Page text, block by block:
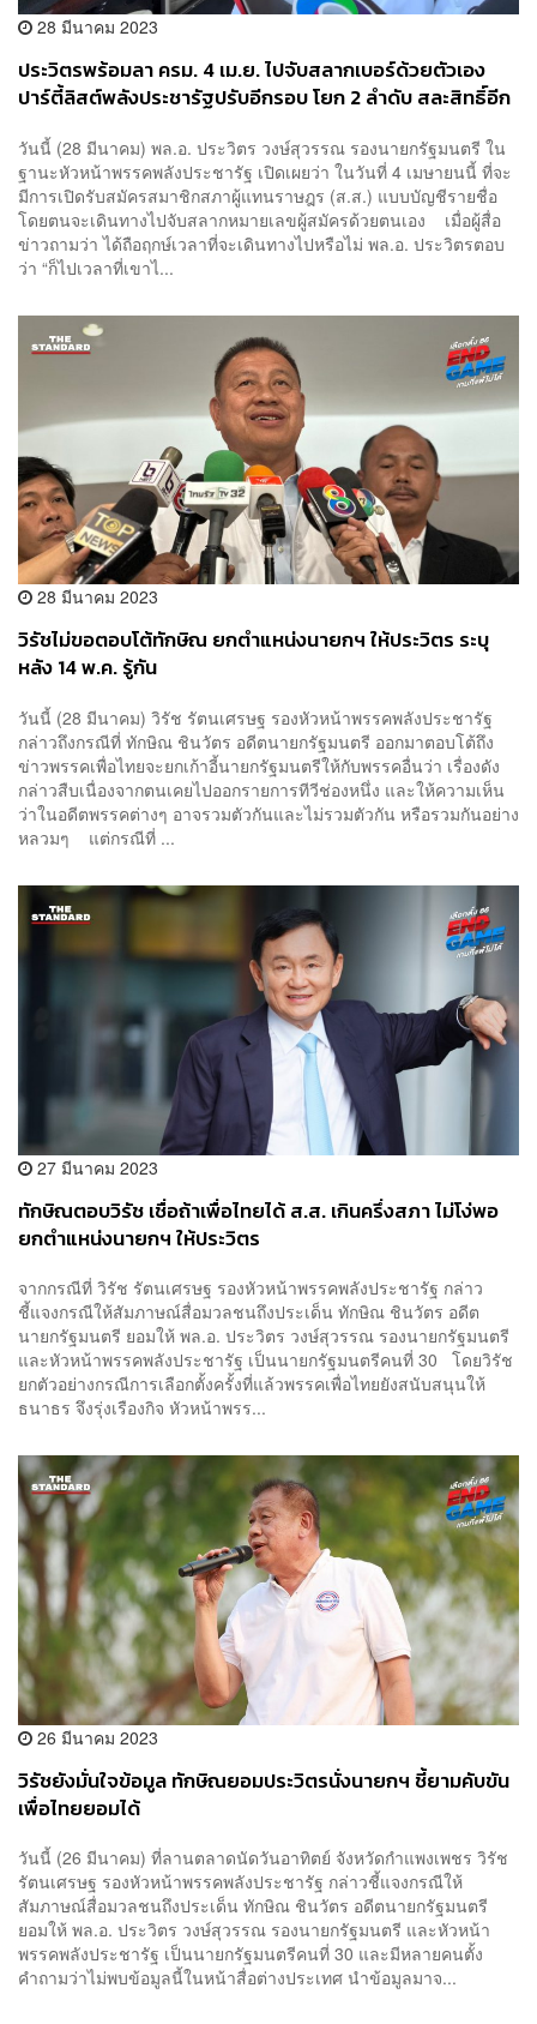
28 มีนาคม 2023
ประวิตรพร้อมลา ครม. 4 เม.ย. ไปจับสลากเบอร์ด้วยตัวเอง
ปาร์ตี้ลิสต์พลังประชารัฐปรับอีกรอบ โยก 2 ลำดับ สละสิทธิ์อีก
วันนี้ (28 มีนาคม) พล.อ. ประวิตร วงษ์สุวรรณ รองนายกรัฐมนตรี ใน
ฐานะหัวหน้าพรรคพลังประชารัฐ เปิดเผยว่า ในวันที่ 4 เมษายนนี้ ที่จะ
มีการเปิดรับสมัครสมาชิกสภาผู้แทนราษฎร (ส.ส.) แบบบัญชีรายชื่อ
โดยตนจะเดินทางไปจับสลากหมายเลขผู้สมัครด้วยตนเอง เมื่อผู้สื่อ
ข่าวถามว่า ได้ถือฤกษ์เวลาที่จะเดินทางไปหรือไม่ พล.อ. ประวิตรตอบ
ว่า “ก็ไปเวลาที่เขาไ...
28 มีนาคม 2023
วิรัชไม่ขอตอบโต้ทักษิณ ยกตำแหน่งนายกฯ ให้ประวิตร ระบุ
หลัง 14 พ.ค. รู้กัน
วันนี้ (28 มีนาคม) วิรัช รัตนเศรษฐ รองหัวหน้าพรรคพลังประชารัฐ​
กล่าวถึงกรณีที่ ทักษิณ ชินวัตร อดีตนายกรัฐมนตรี ออกมาตอบโต้ถึง
ข่าวพรรคเพื่อไทยจะยกเก้าอี้นายกรัฐมนตรีให้กับพรรคอื่นว่า เรื่องดัง
กล่าวสืบเนื่องจากตนเคยไปออกรายการทีวีช่องหนึ่ง และให้ความเห็น
ว่าในอดีตพรรคต่างๆ อาจรวมตัวกันและไม่รวมตัวกัน หรือรวมกันอย่าง
หลวมๆ แต่กรณีที่ ...
27 มีนาคม 2023
ทักษิณตอบวิรัช เชื่อถ้าเพื่อไทยได้ ส.ส. เกินครึ่งสภา ไม่โง่พอ
ยกตำแหน่งนายกฯ ให้ประวิตร
จากกรณีที่ วิรัช รัตนเศรษฐ รองหัวหน้าพรรคพลังประชารัฐ กล่าว
ชี้แจงกรณีให้สัมภาษณ์สื่อมวลชนถึงประเด็น ทักษิณ ชินวัตร อดีต
นายกรัฐมนตรี ยอมให้ พล.อ. ประวิตร วงษ์สุวรรณ รองนายกรัฐมนตรี
และหัวหน้าพรรคพลังประชารัฐ เป็นนายกรัฐมนตรีคนที่ 30 โดยวิรัช
ยกตัวอย่างกรณีการเลือกตั้งครั้งที่แล้วพรรคเพื่อไทยยังสนับสนุนให้
ธนาธร จึงรุ่งเรืองกิจ หัวหน้าพรร...
26 มีนาคม 2023
วิรัชยังมั่นใจข้อมูล ทักษิณยอมประวิตรนั่งนายกฯ ชี้ยามคับขัน
เพื่อไทยยอมได้
วันนี้ (26 มีนาคม) ที่ลานตลาดนัดวันอาทิตย์ จังหวัดกำแพงเพชร วิรัช
รัตนเศรษฐ รองหัวหน้าพรรคพลังประชารัฐ กล่าวชี้แจงกรณีให้
สัมภาษณ์สื่อมวลชนถึงประเด็น ทักษิณ ชินวัตร อดีตนายกรัฐมนตรี
ยอมให้ พล.อ. ประวิตร วงษ์สุวรรณ รองนายกรัฐมนตรี และหัวหน้า
พรรคพลังประชารัฐ เป็นนายกรัฐมนตรีคนที่ 30 และมีหลายคนตั้ง
คำถามว่าไม่พบข้อมูลนี้ในหน้าสื่อต่างประเทศ นำข้อมูลมาจ...